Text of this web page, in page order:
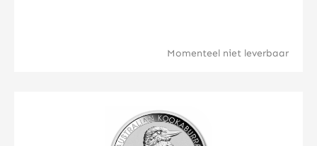
Momenteel niet leverbaar
Klik hier